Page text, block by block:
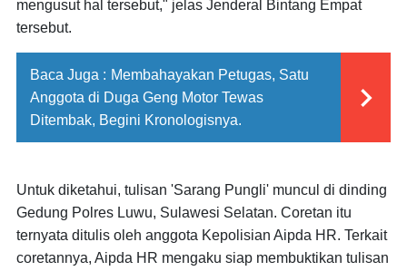
mengusut hal tersebut," jelas Jenderal Bintang Empat
tersebut.
Baca Juga : Membahayakan Petugas, Satu
Anggota di Duga Geng Motor Tewas
Ditembak, Begini Kronologisnya.
Untuk diketahui, tulisan 'Sarang Pungli' muncul di dinding
Gedung Polres Luwu, Sulawesi Selatan. Coretan itu
ternyata ditulis oleh anggota Kepolisian Aipda HR. Terkait
coretannya, Aipda HR mengaku siap membuktikan tulisan